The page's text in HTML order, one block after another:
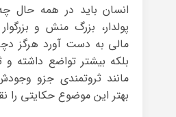
انسان باید در همه حال
پولدار، بزرگ منش و
مالی به دست آورد هرگز
بلکه بیشتر تواضع داشته و
مانند ثروتمندی جزو
بهتر این موضوع حکایتی را